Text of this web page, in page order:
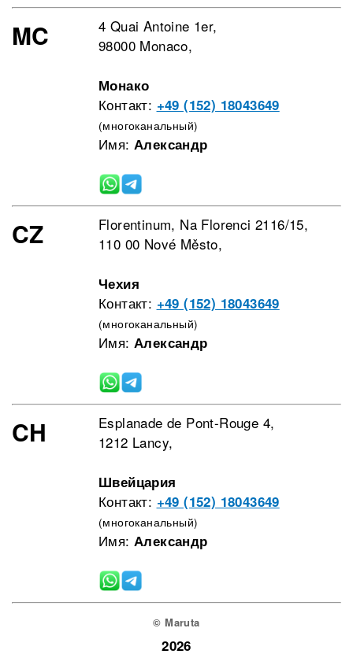
MC
4 Quai Antoine 1er,
98000 Monaco,
Монако
Контакт: +49 (152) 18043649
(многоканальный)
Имя: Александр
CZ
Florentinum, Na Florenci 2116/15,
110 00 Nové Město,
Чехия
Контакт: +49 (152) 18043649
(многоканальный)
Имя: Александр
CH
Esplanade de Pont-Rouge 4,
1212 Lancy,
Швейцария
Контакт: +49 (152) 18043649
(многоканальный)
Имя: Александр
© Maruta
2026